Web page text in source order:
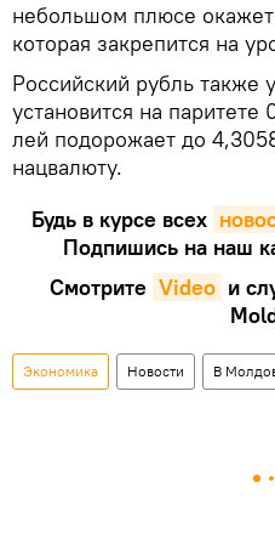
небольшом плюсе
которая закрепится на
Российский рубль также
установится на
лей подорожает до
нацвалюту.
Будь в курсе всех
Подпишись на наш
Смотрите Video и
Экономика Новости В